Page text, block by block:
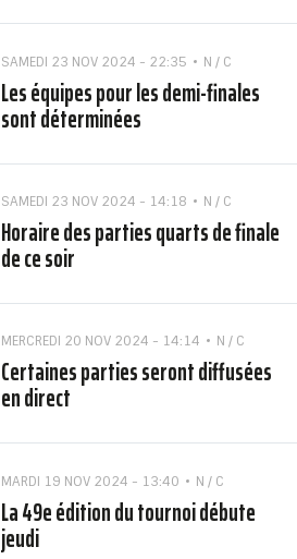
SAMEDI 23 NOV 2024 - 22:35 N / C
Les équipes pour les demi-finales
sont déterminées
SAMEDI 23 NOV 2024 - 14:18 N / C
Horaire des parties quarts de finale
de ce soir
MERCREDI 20 NOV 2024 - 14:14 N / C
Certaines parties seront diffusées
en direct
MARDI 19 NOV 2024 - 13:40 N / C
La 49e édition du tournoi débute
jeudi